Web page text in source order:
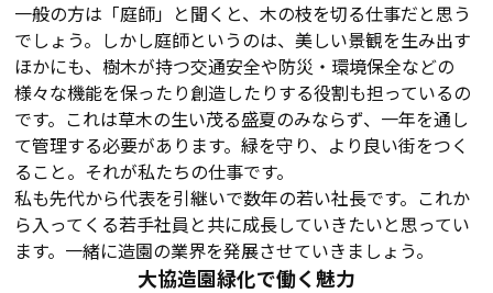
一般の方は「庭師」と聞くと、木の枝を切る仕事だと思う
でしょう。しかし庭師というのは、美しい景観を生み出す
ほかにも、樹木が持つ交通安全や防災・環境保全などの
様々な機能を保ったり創造したりする役割も担っているの
です。これは草木の生い茂る盛夏のみならず、一年を通し
て管理する必要があります。緑を守り、より良い街をつく
ること。それが私たちの仕事です。
私も先代から代表を引継いで数年の若い社長です。これか
ら入ってくる若手社員と共に成長していきたいと思ってい
ます。一緒に造園の業界を発展させていきましょう。
大協造園緑化で働く魅力